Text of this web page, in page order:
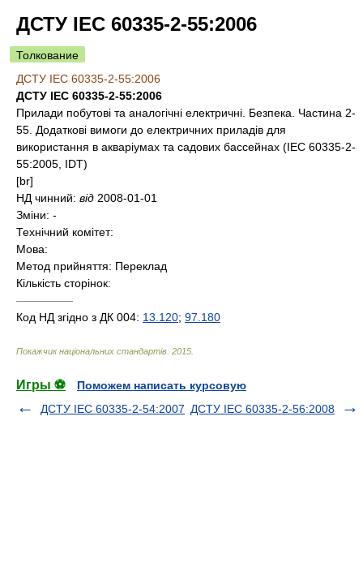
ДСТУ IEC 60335-2-55:2006
Толкование
ДСТУ IEC 60335-2-55:2006
ДСТУ IEC 60335-2-55:2006
Прилади побутові та аналогічні електричні. Безпека. Частина 2-
55. Додаткові вимоги до електричних приладів для
використання в акваріумах та садових бассейнах (IEC 60335-2-
55:2005, IDT)
[br]
НД чинний: від 2008-01-01
Зміни: -
Технічний комітет:
Мова:
Метод прийняття: Переклад
Кількість сторінок:
—————
Код НД згідно з ДК 004: 13.120; 97.180
Покажчик національних стандартів 2015
Игры ⚽
Поможем написать курсовую
ДСТУ IEC 60335-2-54:2007 ДСТУ IEC 60335-2-56:2008